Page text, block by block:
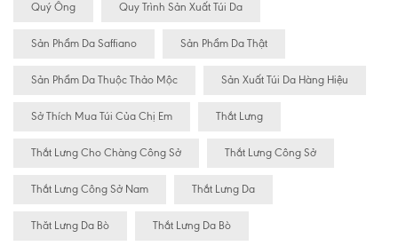
Quý Ông Quy Trình Sản Xuất Túi Da
Sản Phẩm Da Saffiano Sản Phẩm Da Thật
Sản Phẩm Da Thuộc Thảo Mộc Sản Xuất Túi Da Hàng Hiệu
Sở Thích Mua Túi Của Chị Em Thắt Lưng
Thắt Lưng Cho Chàng Công Sở Thắt Lưng Công Sở
Thắt Lưng Công Sở Nam Thắt Lưng Da
Thăt Lưng Da Bò Thắt Lưng Da Bò